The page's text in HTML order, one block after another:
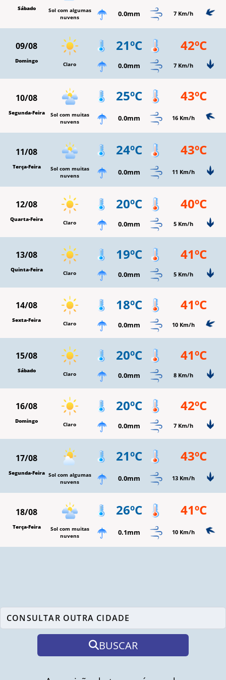
Sábado
Sol com algumas
nuvens
0.0mm 7 Km/h
09/08
Domingo Claro
21ºC 42ºC
0.0mm 7 Km/h
10/08
Segunda-Feira
Sol com muitas
nuvens
25ºC 43ºC
0.0mm 16 Km/h
11/08
Terça-Feira
Sol com muitas
nuvens
24ºC 43ºC
0.0mm 11 Km/h
12/08
Quarta-Feira Claro
20ºC 40ºC
0.0mm 5 Km/h
13/08
Quinta-Feira Claro
19ºC 41ºC
0.0mm 5 Km/h
14/08
Sexta-Feira Claro
18ºC 41ºC
0.0mm 10 Km/h
15/08
Sábado Claro
20ºC 41ºC
0.0mm 8 Km/h
16/08
Domingo Claro
20ºC 42ºC
0.0mm 7 Km/h
17/08
Segunda-Feira Sol com algumas
nuvens
21ºC 43ºC
0.0mm 13 Km/h
18/08
Terça-Feira
Sol com muitas
nuvens
26ºC 41ºC
0.1mm 10 Km/h
BUSCAR